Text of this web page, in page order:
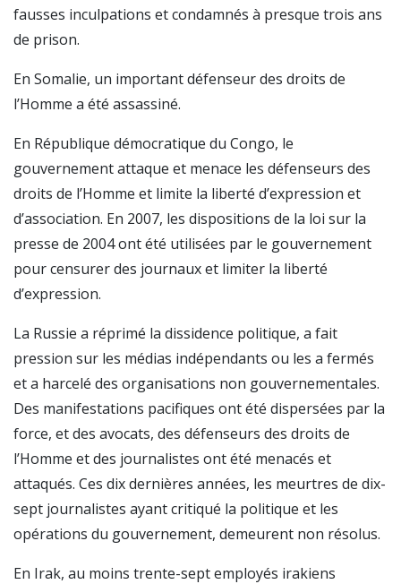
fausses inculpations et condamnés à presque trois ans
de prison.
En Somalie, un important défenseur des droits de
l’Homme a été assassiné.
En République démocratique du Congo, le
gouvernement attaque et menace les défenseurs des
droits de l’Homme et limite la liberté d’expression et
d’association. En 2007, les dispositions de la loi sur la
presse de 2004 ont été utilisées par le gouvernement
pour censurer des journaux et limiter la liberté
d’expression.
La Russie a réprimé la dissidence politique, a fait
pression sur les médias indépendants ou les a fermés
et a harcelé des organisations non gouvernementales.
Des manifestations pacifiques ont été dispersées par la
force, et des avocats, des défenseurs des droits de
l’Homme et des journalistes ont été menacés et
attaqués. Ces dix dernières années, les meurtres de dix-
sept journalistes ayant critiqué la politique et les
opérations du gouvernement, demeurent non résolus.
En Irak, au moins trente-sept employés irakiens